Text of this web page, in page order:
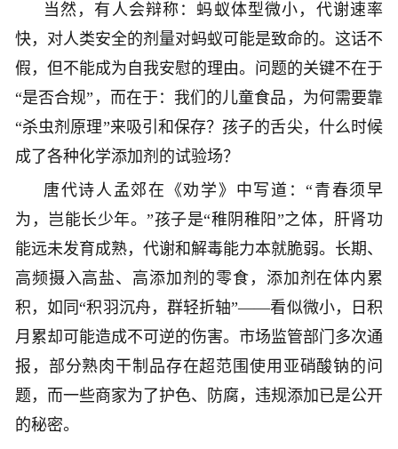
当然，有人会辩称：蚂蚁体型微小，代谢速率
快，对人类安全的剂量对蚂蚁可能是致命的。这话不
假，但不能成为自我安慰的理由。问题的关键不在于
“是否合规”，而在于：我们的儿童食品，为何需要靠
“杀虫剂原理”来吸引和保存？孩子的舌尖，什么时候
成了各种化学添加剂的试验场？
唐代诗人孟郊在《劝学》中写道：“青春须早
为，岂能长少年。”孩子是“稚阴稚阳”之体，肝肾功
能远未发育成熟，代谢和解毒能力本就脆弱。长期、
高频摄入高盐、高添加剂的零食，添加剂在体内累
积，如同“积羽沉舟，群轻折轴”——看似微小，日积
月累却可能造成不可逆的伤害。市场监管部门多次通
报，部分熟肉干制品存在超范围使用亚硝酸钠的问
题，而一些商家为了护色、防腐，违规添加已是公开
的秘密。